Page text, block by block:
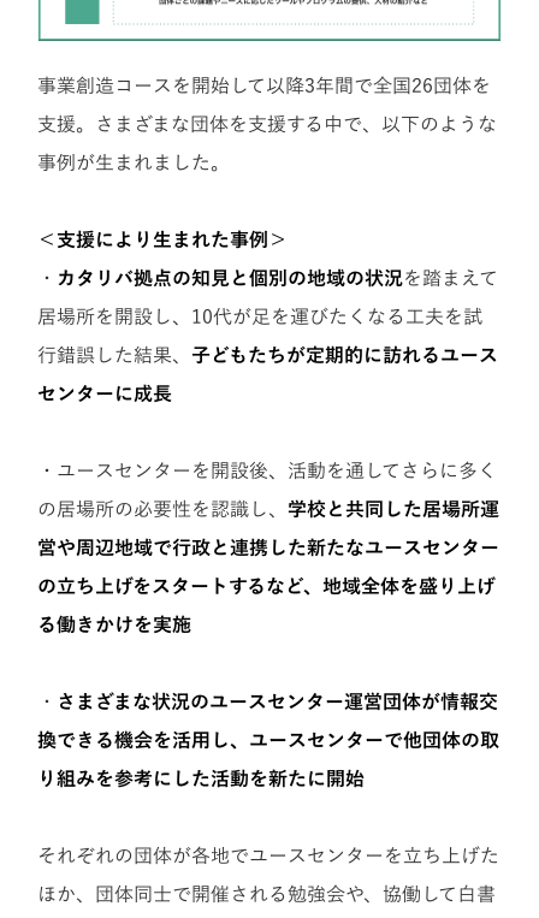
事業創造コースを開始して以降3年間で全国26団体を
支援。さまざまな団体を支援する中で、以下のような
事例が生まれました。
＜支援により生まれた事例＞
・ カタリバ拠点の知見と個別の地域の状況を踏まえて
居場所を開設し、10代が足を運びたくなる工夫を試
行錯誤した結果、 子どもたちが定期的に訪れるユース
センターに成長
・ユースセンターを開設後、活動を通してさらに多く
の居場所の必要性を認識し、学校と共同した居場所運
営や周辺地域で行政と連携した新たなユースセンター
の立ち上げをスタートするなど、地域全体を盛り上げ
る働きかけを実施
・ さまざまな状況のユースセンター運営団体が情報交
換できる機会を活用し、ユースセンターで他団体の取
り組みを参考にした活動を新たに開始
それぞれの団体が各地でユースセンターを立ち上げた
ほか、団体同士で開催される勉強会や、協働して白書